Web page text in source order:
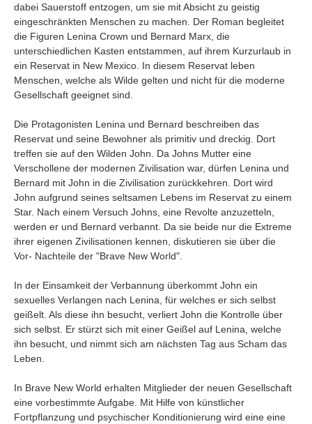
dabei Sauerstoff entzogen, um sie mit Absicht zu geistig
eingeschränkten Menschen zu machen. Der Roman begleitet
die Figuren Lenina Crown und Bernard Marx, die
unterschiedlichen Kasten entstammen, auf ihrem Kurzurlaub in
ein Reservat in New Mexico. In diesem Reservat leben
Menschen, welche als Wilde gelten und nicht für die moderne
Gesellschaft geeignet sind.
Die Protagonisten Lenina und Bernard beschreiben das
Reservat und seine Bewohner als primitiv und dreckig. Dort
treffen sie auf den Wilden John. Da Johns Mutter eine
Verschollene der modernen Zivilisation war, dürfen Lenina und
Bernard mit John in die Zivilisation zurückkehren. Dort wird
John aufgrund seines seltsamen Lebens im Reservat zu einem
Star. Nach einem Versuch Johns, eine Revolte anzuzetteln,
werden er und Bernard verbannt. Da sie beide nur die Extreme
ihrer eigenen Zivilisationen kennen, diskutieren sie über die
Vor- Nachteile der "Brave New World".
In der Einsamkeit der Verbannung überkommt John ein
sexuelles Verlangen nach Lenina, für welches er sich selbst
geißelt. Als diese ihn besucht, verliert John die Kontrolle über
sich selbst. Er stürzt sich mit einer Geißel auf Lenina, welche
ihn besucht, und nimmt sich am nächsten Tag aus Scham das
Leben.
In Brave New World erhalten Mitglieder der neuen Gesellschaft
eine vorbestimmte Aufgabe. Mit Hilfe von künstlicher
Fortpflanzung und psychischer Konditionierung wird eine eine